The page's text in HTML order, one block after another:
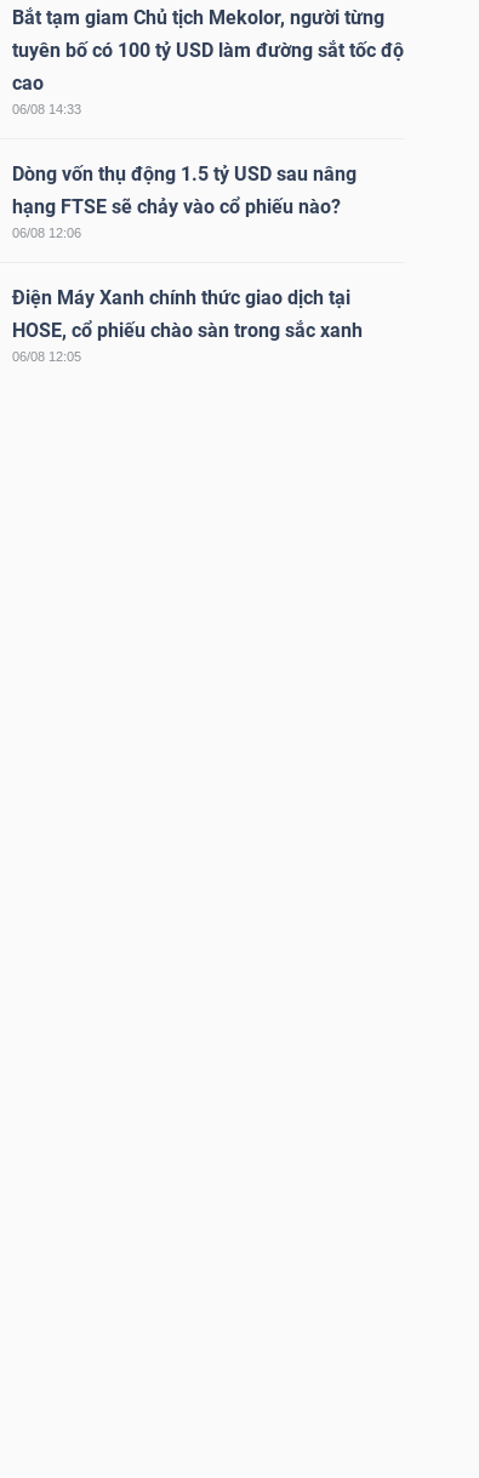
Bắt tạm giam Chủ tịch Mekolor, người từng
tuyên bố có 100 tỷ USD làm đường sắt tốc độ
cao
06/08 14:33
Dòng vốn thụ động 1.5 tỷ USD sau nâng
hạng FTSE sẽ chảy vào cổ phiếu nào?
06/08 12:06
Điện Máy Xanh chính thức giao dịch tại
HOSE, cổ phiếu chào sàn trong sắc xanh
06/08 12:05